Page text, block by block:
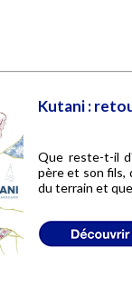
Kutani :
Que reste-t-il
père et son fils,
du terrain et